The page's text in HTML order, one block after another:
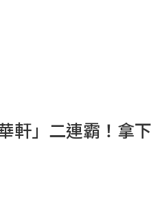
軒」二連霸！拿下